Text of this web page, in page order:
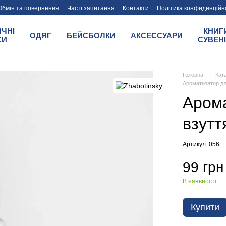
та повернення Часті запитання Контакти
Політика
ОДЯГ БЕЙСБОЛКИ АКСЕССУАРИ
Головна
Ароматизатор
Артикул: 056
99 грн
В наявності
Купити